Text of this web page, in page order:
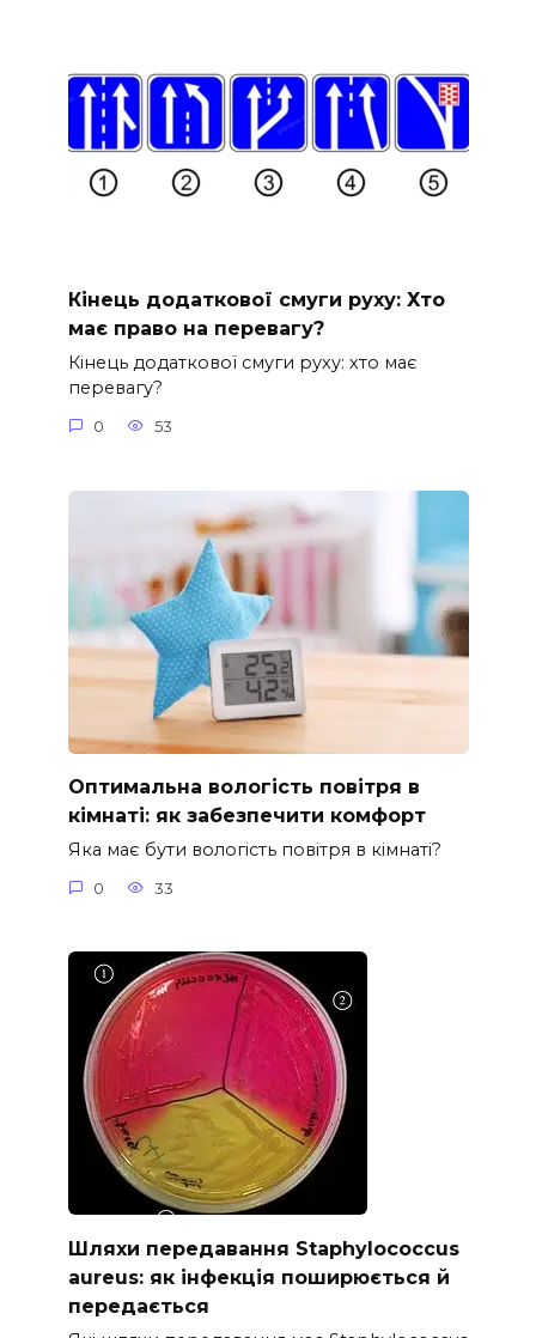
Кінець додаткової смуги руху: Хто
має право на перевагу?
Кінець додаткової смуги руху: хто має
перевагу?
0 53
Оптимальна вологість повітря в
кімнаті: як забезпечити комфорт
Яка має бути вологість повітря в кімнаті?
0 33
Шляхи передавання Staphylococcus
aureus: як інфекція поширюється й
передається